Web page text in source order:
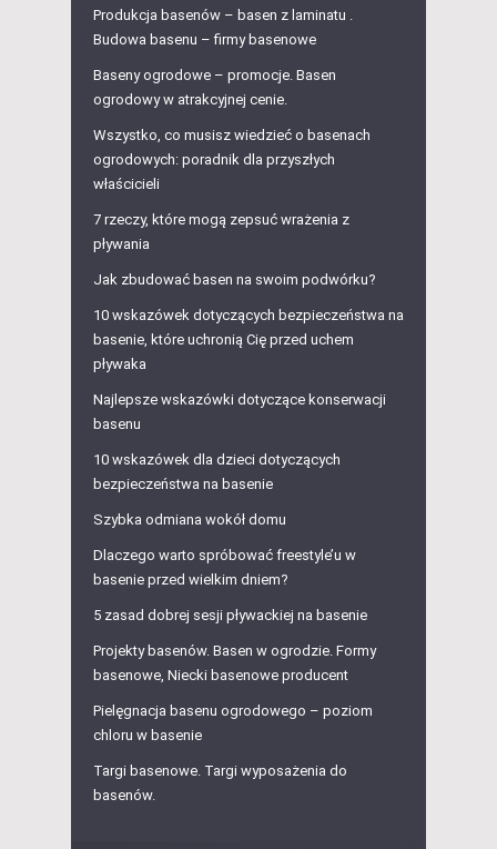
Produkcja basenów – basen z laminatu .
Budowa basenu – firmy basenowe
Baseny ogrodowe – promocje. Basen
ogrodowy w atrakcyjnej cenie.
Wszystko, co musisz wiedzieć o basenach
ogrodowych: poradnik dla przyszłych
właścicieli
7 rzeczy, które mogą zepsuć wrażenia z
pływania
Jak zbudować basen na swoim podwórku?
10 wskazówek dotyczących bezpieczeństwa na
basenie, które uchronią Cię przed uchem
pływaka
Najlepsze wskazówki dotyczące konserwacji
basenu
10 wskazówek dla dzieci dotyczących
bezpieczeństwa na basenie
Szybka odmiana wokół domu
Dlaczego warto spróbować freestyle’u w
basenie przed wielkim dniem?
5 zasad dobrej sesji pływackiej na basenie
Projekty basenów. Basen w ogrodzie. Formy
basenowe, Niecki basenowe producent
Pielęgnacja basenu ogrodowego – poziom
chloru w basenie
Targi basenowe. Targi wyposażenia do
basenów.